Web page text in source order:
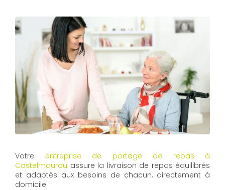
Votre entreprise de portage de repas à
Castelmaurou assure la livraison de repas équilibrés
et adaptés aux besoins de chacun, directement à
domicile.